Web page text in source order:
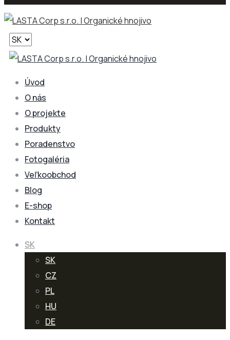
Vyberte
jazyk
Úvod
O nás
O projekte
Produkty
Poradenstvo
Fotogaléria
Veľkoobchod
Blog
E-shop
Kontakt
SK
SK
CZ
PL
HU
DE